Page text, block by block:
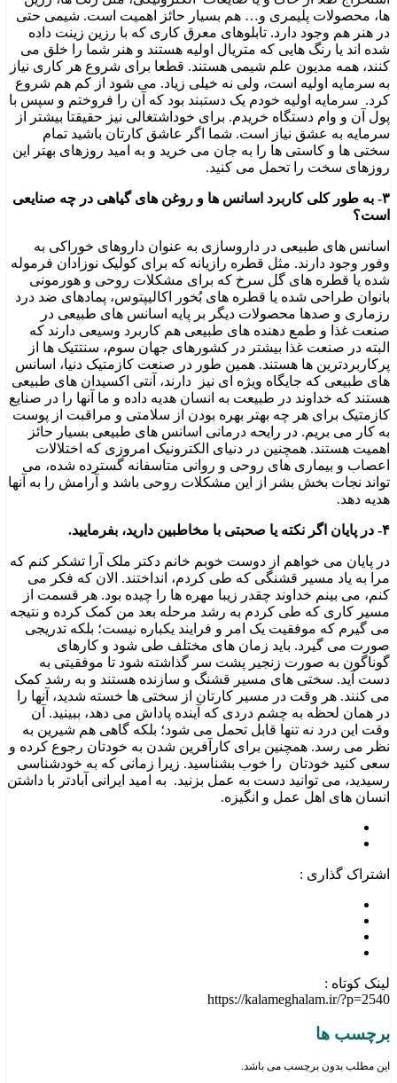
ها، محصولات پلیمری و… هم بسیار حائز اهمیت است. شیمی حتی
در هنر هم وجود دارد. تابلوهای معرق کاری که با رزین زینت داده
شده اند یا رنگ هایی که متریال اولیه هستند و هنر شما را خلق می
کنند، همه مدیون علم شیمی هستند. قطعا برای شروع هر کاری نیاز
به سرمایه اولیه است، ولی نه خیلی زیاد. می شود از کم هم شروع
کرد. سرمایه اولیه خودم یک دستبند بود که آن را فروختم و سپس با
پول آن و وام دستگاه خریدم. برای خوداشتغالی نیز حقیقتا بیشتر از
سرمایه به عشق نیاز است. شما اگر عاشق کارتان باشید تمام
سختی ها و کاستی ها را به جان می خرید و به امید روزهای بهتر این
روزهای سخت را تحمل می کنید.
۳- به طور کلی کاربرد اسانس ها و روغن های گیاهی در چه صنایعی
است؟
اسانس های طبیعی در داروسازی به عنوان داروهای خوراکی به
وفور وجود دارند. مثل قطره رازیانه که برای کولیک نوزادان فرموله
شده یا قطره های گل سرخ که برای مشکلات روحی و هورمونی
بانوان طراحی شده یا قطره های بُخور اکالیپتوس، پمادهای ضد درد
رزماری و صدها محصولات دیگر بر پایه اسانس های طبیعی در
صنعت غذا و طمع دهنده های طبیعی هم کاربرد وسیعی دارند که
البته در صنعت غذا بیشتر در کشورهای جهان سوم، سنتتیک ها از
پرکاربردترین ها هستند. همین طور در صنعت کازمتیک دنیا، اسانس
های طبیعی که جایگاه ویژه ای نیز دارند، آنتی اکسیدان های طبیعی
هستند که خداوند در طبیعت به انسان هدیه داده و ما آنها را در صنایع
کازمتیک برای هر چه بهتر بهره بودن از سلامتی و مراقبت از پوست
به کار می بریم‌‌. در رایحه درمانی اسانس های طبیعی بسیار حائز
اهمیت هستند. همچنین در دنیای الکترونیک امروزی که اختلالات
اعصاب و بیماری های روحی و روانی متاسفانه گسترده شده، می
تواند نجات بخش بشر از این مشکلات روحی باشد و آرامش را به آنها
هدیه دهد.
۴- در پایان اگر نکته یا صحبتی با مخاطبین دارید، بفرمایید.
در پایان می خواهم از دوست خوبم خانم دکتر ملک آرا تشکر کنم که
مرا به یاد مسیر قشنگی که طی کردم، انداختند. الان که فکر می
کنم، می بینم خداوند چقدر زیبا مهره ها را چیده بود. هر قسمت از
مسیر کاری که طی کردم به رشد مرحله بعد من کمک کرده و نتیجه
می گیرم که موفقیت یک امر و فرایند یکباره نیست؛ بلکه تدریجی
صورت می گیرد. باید زمان های مختلف طی شود و کارهای
گوناگون به صورت زنجیر پشت سر گذاشته شود تا موفقیتی به
دست آید. سختی های مسیر قشنگ و سازنده هستند و به رشد کمک
می کنند. هر وقت در مسیر کارتان از سختی ها خسته شدید، آنها را
در همان لحظه به چشم دردی که آینده پاداش می دهد، ببینید. آن
وقت این درد نه تنها قابل تحمل می شود؛ بلکه گاهی هم شیرین به
نظر می رسد. همچنین برای کارآفرین شدن به خودتان رجوع کرده و
سعی کنید خودتان را خوب بشناسید. زیرا زمانی که به خودشناسی
رسیدید، می توانید دست به عمل بزنید. به امید ایرانی آبادتر با داشتن
انسان های اهل عمل و انگیزه.
اشتراک گذاری :
لینک کوتاه :
https://kalameghalam.ir/?p=2540
برچسب ها
این مطلب بدون برچسب می باشد.